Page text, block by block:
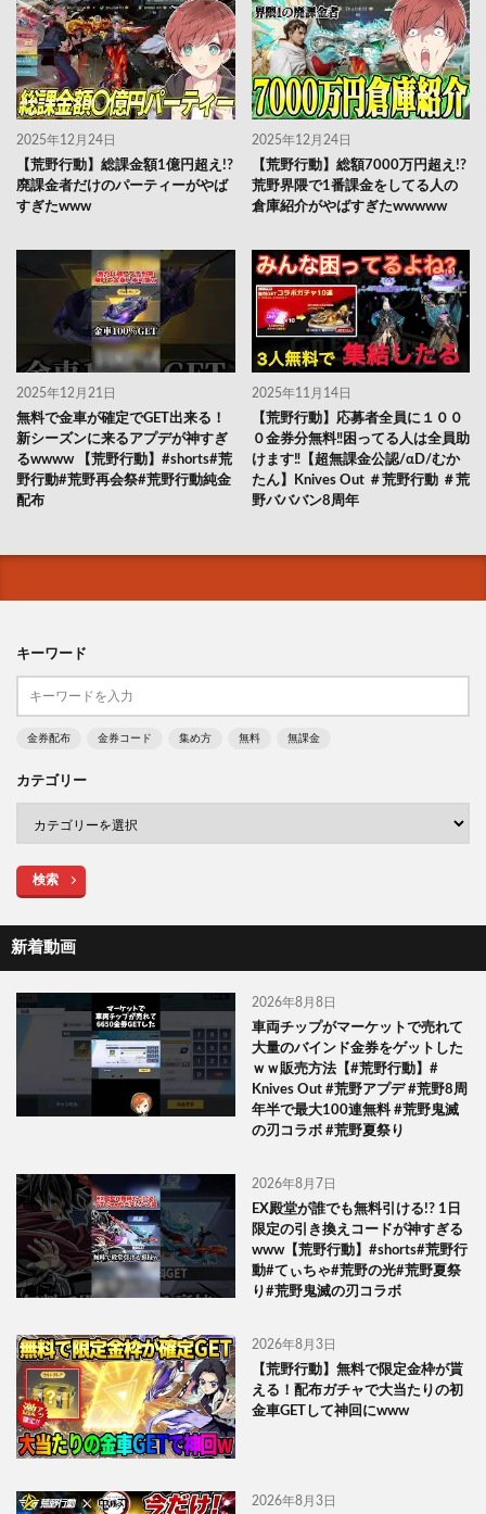
2025年12月24日
【荒野行動】総課金額1億円超え!?
廃課金者だけのパーティーがやば
すぎたwww
2025年12月24日
【荒野行動】総額7000万円超え!?
荒野界隈で1番課金をしてる人の
倉庫紹介がやばすぎたwwwww
2025年12月21日
無料で金車が確定でGET出来る！
新シーズンに来るアプデが神すぎ
るwwww 【荒野行動】#shorts#荒
野行動#荒野再会祭#荒野行動純金
配布
2025年11月14日
【荒野行動】応募者全員に１００
０金券分無料‼️困ってる人は全員助
けます‼️【超無課金公認/αD/むか
たん】Knives Out ＃荒野行動 ＃荒
野バババン8周年
キーワード
金券配布 金券コード 集め方 無料 無課金
カテゴリー
検索
新着動画
2026年8月8日
車両チップがマーケットで売れて
大量のバインド金券をゲットした
ｗｗ販売方法【#荒野行動】#
Knives Out #荒野アプデ #荒野8周
年半で最大100連無料 #荒野鬼滅
の刃コラボ #荒野夏祭り
2026年8月7日
EX殿堂が誰でも無料引ける!? 1日
限定の引き換えコードが神すぎる
www【荒野行動】#shorts#荒野行
動#てぃちゃ#荒野の光#荒野夏祭
り#荒野鬼滅の刃コラボ
2026年8月3日
【荒野行動】無料で限定金枠が貰
える！配布ガチャで大当たりの初
金車GETして神回にwww
2026年8月3日